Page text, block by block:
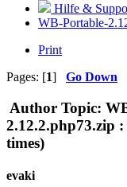
Hilfe &
WB-Portable-
Print
Pages: [1] Go Down
Author Topic:
2.12.2.php73.zip
times)
evaki